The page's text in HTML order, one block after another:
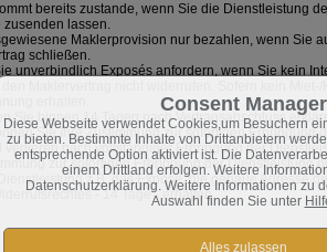
bereits zustande, wenn Sie die Dienstleistung
zusenden lassen.
Maklerprovision nur bezahlen, wenn Sie
schließen.
unverbindlich Exposés anfordern, wenn Sie kein
Maklervertrag nicht widerrufen. Sofern kein
erhalten.
Sie binnen 14 Tagen nach Vertragsabschluss
Sie Ihre Zustimmung zur sofortigen Erbringung
verlieren nach vollständiger Erbringung der
zur sofortigen Erbringung der Dienstleistung
z.B. das Exposé, die genaue Adresse
- 14 Tage - erhalten.
bietet keinen Spielraum und
Consent Manager
Diese Webseite verwendet Cookies,um Besuchern
zu bieten. Bestimmte Inhalte von Drittanbietern
entsprechende Option aktiviert ist. Die
einem Drittland erfolgen. Weitere
Datenschutzerklärung. Weitere Informationen zu
Auswahl finden Sie unter